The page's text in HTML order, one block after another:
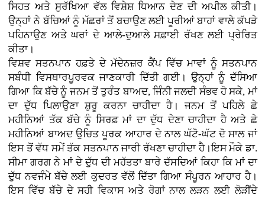
ਸਿਹਤ ਅਤੇ ਸੁਰੱਖਿਆ ਵੱਲ ਵਿਸ਼ੇਸ਼ ਧਿਆਨ ਦੇਣ ਦੀ ਅਪੀਲ ਕੀਤੀ।
ਉਨ੍ਹਾਂ ਨੇ ਬੱਚਿਆਂ ਨੂੰ ਮੱਛਰਾਂ ਤੋਂ ਬਚਾਉਣ ਲਈ ਪੂਰੀਆਂ ਬਾਹਾਂ ਵਾਲੇ ਕੱਪੜੇ
ਪਹਿਨਾਉਣ ਅਤੇ ਘਰਾਂ ਦੇ ਆਲੇ-ਦੁਆਲੇ ਸਫ਼ਾਈ ਰੱਖਣ ਲਈ ਪ੍ਰੇਰਿਤ
ਕੀਤਾ।
ਵਿਸ਼ਵ ਸਤਨਪਾਨ ਹਫ਼ਤੇ ਦੇ ਮੱਦੇਨਜ਼ਰ ਕੈਂਪ ਵਿੱਚ ਮਾਵਾਂ ਨੂੰ ਸਤਨਪਾਨ
ਸਬੰਧੀ ਵਿਸਥਾਰਪੂਰਵਕ ਜਾਣਕਾਰੀ ਦਿੱਤੀ ਗਈ। ਉਨ੍ਹਾਂ ਨੂੰ ਦੱਸਿਆ
ਗਿਆ ਕਿ ਬੱਚੇ ਨੂੰ ਜਨਮ ਤੋਂ ਤੁਰੰਤ ਬਾਅਦ, ਜਿੰਨੀ ਜਲਦੀ ਸੰਭਵ ਹੋ ਸਕੇ, ਮਾਂ
ਦਾ ਦੁੱਧ ਪਿਲਾਉਣਾ ਸ਼ੁਰੂ ਕਰਨਾ ਚਾਹੀਦਾ ਹੈ। ਜਨਮ ਤੋਂ ਪਹਿਲੇ ਛੇ
ਮਹੀਨਿਆਂ ਤੱਕ ਬੱਚੇ ਨੂੰ ਸਿਰਫ਼ ਮਾਂ ਦਾ ਦੁੱਧ ਦੇਣਾ ਚਾਹੀਦਾ ਹੈ ਅਤੇ ਛੇ
ਮਹੀਨਿਆਂ ਬਾਅਦ ਉਚਿਤ ਪੂਰਕ ਆਹਾਰ ਦੇ ਨਾਲ ਘੱਟੋ-ਘੱਟ ਦੋ ਸਾਲ ਜਾਂ
ਇਸ ਤੋਂ ਵੱਧ ਸਮੇਂ ਤੱਕ ਸਤਨਪਾਨ ਜਾਰੀ ਰੱਖਣਾ ਚਾਹੀਦਾ ਹੈ।ਇਸ ਮੌਕੇ ਡਾ.
ਸੀਮਾ ਗਰਗ ਨੇ ਮਾਂ ਦੇ ਦੁੱਧ ਦੀ ਮਹੱਤਤਾ ਬਾਰੇ ਦੱਸਦਿਆਂ ਕਿਹਾ ਕਿ ਮਾਂ ਦਾ
ਦੁੱਧ ਨਵਜੰਮੇ ਬੱਚੇ ਲਈ ਕੁਦਰਤ ਵੱਲੋਂ ਦਿੱਤਾ ਗਿਆ ਸੰਪੂਰਨ ਆਹਾਰ ਹੈ।
ਇਸ ਵਿੱਚ ਬੱਚੇ ਦੇ ਸਹੀ ਵਿਕਾਸ ਅਤੇ ਰੋਗਾਂ ਨਾਲ ਲੜਨ ਲਈ ਲੋੜੀਂਦੇ